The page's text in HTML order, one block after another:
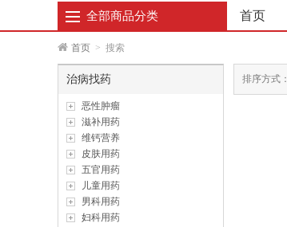
全部商品分类 首页
首页 > 搜索
治病找药
恶性肿瘤
滋补用药
维钙营养
皮肤用药
五官用药
儿童用药
男科用药
妇科用药
排序方式：